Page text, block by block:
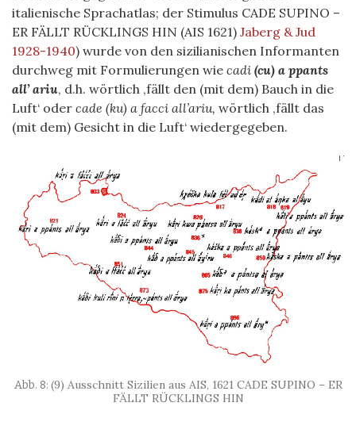
italienische Sprachatlas; der Stimulus CADE SUPINO –
ER FÄLLT RÜCKLINGS HIN (AIS 1621) Jaberg & Jud
1928-1940) wurde von den sizilianischen Informanten
durchweg mit Formulierungen wie cadi (cu) a ppants
all’ ariu, d.h. wörtlich ‚fällt den (mit dem) Bauch in die
Luft‘ oder cade (ku) a facci all’ariu, wörtlich ‚fällt das
(mit dem) Gesicht in die Luft‘ wiedergegeben.
(9) Ausschnitt Sizilien aus AIS, 1621 CADE SUPINO – ER
FÄLLT RÜCKLINGS HIN